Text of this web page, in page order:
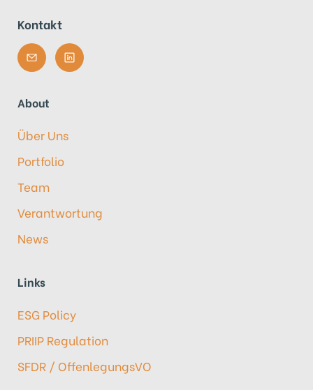
Kontakt
About
Über Uns
Portfolio
Team
Verantwortung
News
Links
ESG Policy
PRIIP Regulation
SFDR / OffenlegungsVO